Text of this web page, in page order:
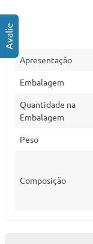
Apresentação
Embalagem
Quantidade na
Embalagem
Peso
Composição